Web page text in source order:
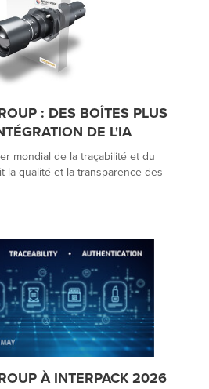
: DES BOÎTES PLUS
DE L'IA
mondial de la traçabilité et du
la qualité et la transparence des
À INTERPACK 2026